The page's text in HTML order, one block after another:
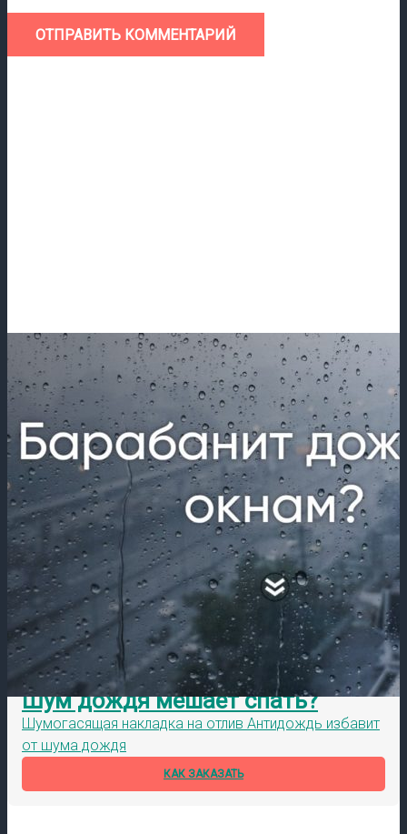
ОТПРАВИТЬ КОММЕНТАРИЙ
Шум дождя мешает спать?
Шумогасящая накладка на отлив Антидождь избавит
от шума дождя
КАК ЗАКАЗАТЬ